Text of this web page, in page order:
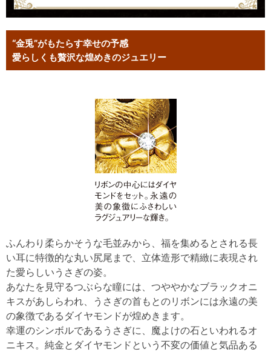
“金兎”がもたらす幸せの予感
愛らしくも贅沢な煌めきのジュエリー
ふんわり柔らかそうな毛並みから、福を集めるとされる長
い耳に特徴的な丸い尻尾まで、立体造形で精緻に表現され
た愛らしいうさぎの姿。
あなたを見守るつぶらな瞳には、つややかなブラックオニ
キスがあしらわれ、うさぎの首もとのリボンには永遠の美
の象徴であるダイヤモンドが煌めきます。
幸運のシンボルであるうさぎに、魔よけの石といわれるオ
ニキス。純金とダイヤモンドという不変の価値と気品ある